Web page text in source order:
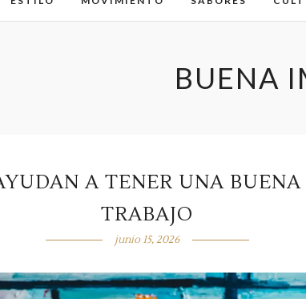
BUENA
A TENER UNA
TRABAJO
junio 15, 2026